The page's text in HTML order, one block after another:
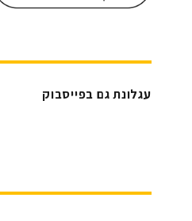
עגלונת גם בפייסבוק